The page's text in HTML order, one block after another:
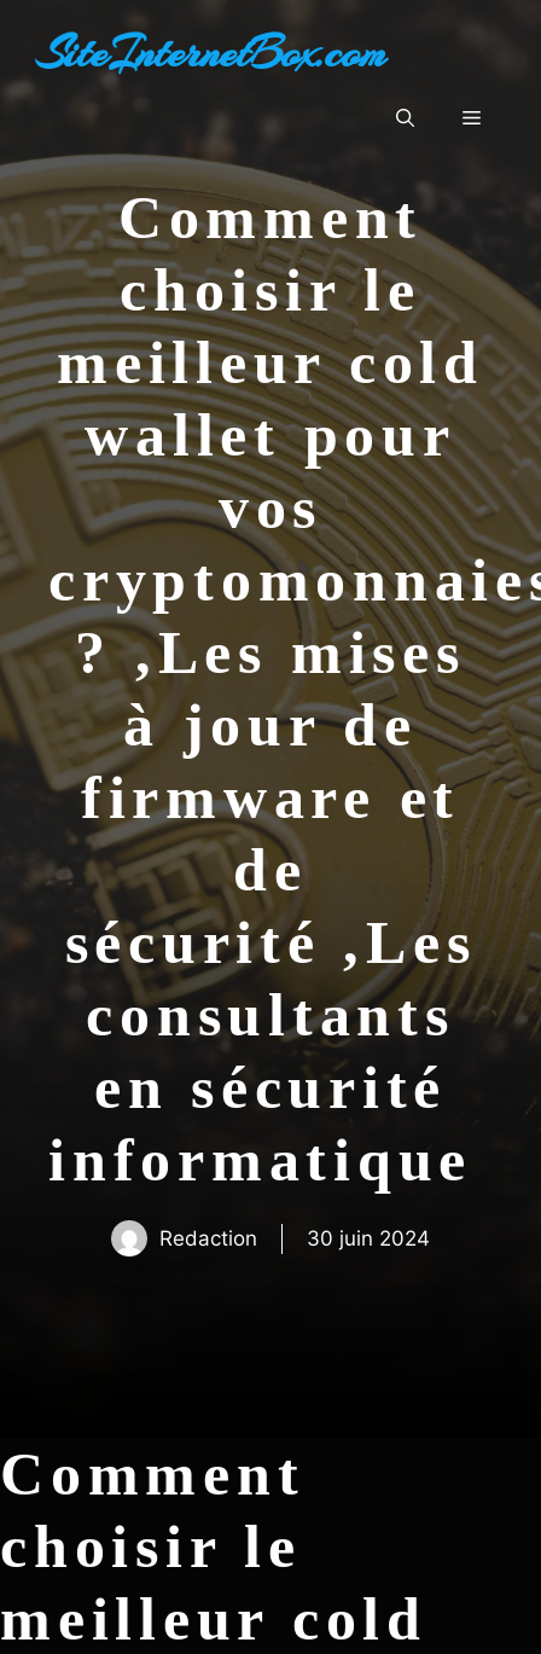
contenuSiteInternetBox.com
Menu
Comment
choisir le
meilleur cold
wallet pour
vos
? ,Les mises
à jour de
firmware et
de
sécurité ,Les
consultants
en sécurité
informatique
Redaction 30 juin 2024
Comment
choisir le
meilleur cold